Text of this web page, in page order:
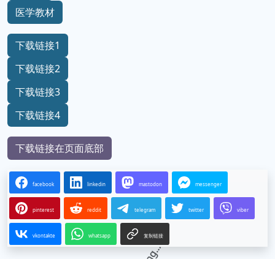
医学教材
下载链接1
下载链接2
下载链接3
下载链接4
下载链接在页面底部
facebook linkedin mastodon messenger
pinterest reddit telegram twitter viber
vkontakte whatsapp 复制链接